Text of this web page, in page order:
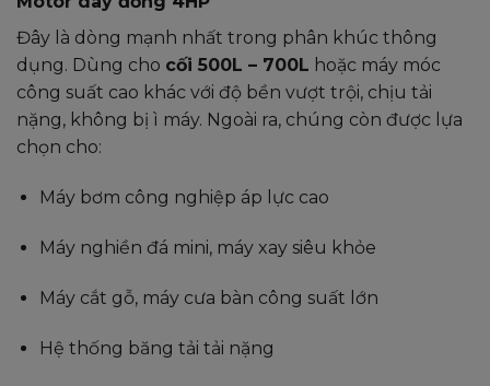
Đây là dòng mạnh nhất trong phân khúc thông
dụng. Dùng cho cối 500L – 700L hoặc máy móc
công suất cao khác với độ bền vượt trội, chịu tải
nặng, không bị ì máy. Ngoài ra, chúng còn được lựa
chọn cho:
Máy bơm công nghiệp áp lực cao
Máy nghiền đá mini, máy xay siêu khỏe
Máy cắt gỗ, máy cưa bàn công suất lớn
Hệ thống băng tải tải nặng